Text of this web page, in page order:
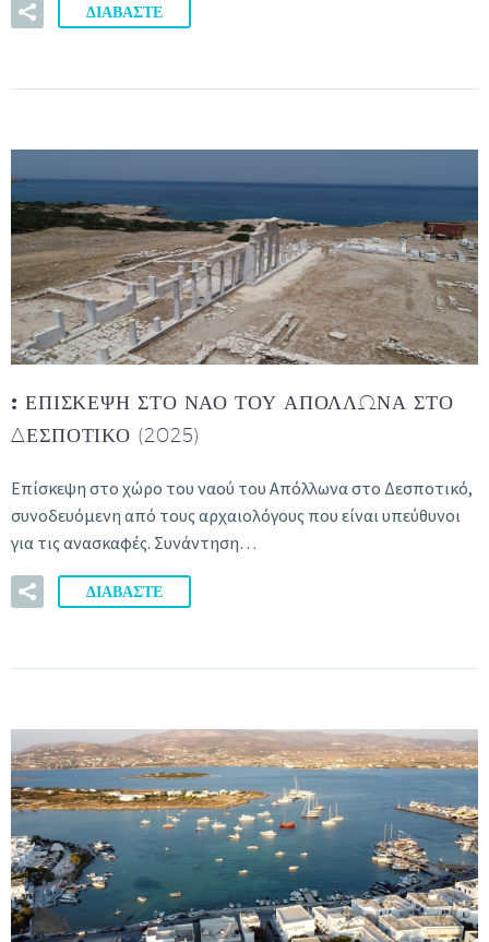
ΔΙΑΒΑΣΤΕ
: ΕΠΊΣΚΕΨΗ ΣΤΟ ΝΑΌ ΤΟΥ ΑΠΌΛΛΩΝΑ ΣΤΟ
ΔΕΣΠΟΤΙΚΌ (2025)
Επίσκεψη στο χώρο του ναού του Απόλλωνα στο Δεσποτικό,
συνοδευόμενη από τους αρχαιολόγους που είναι υπεύθυνοι
για τις ανασκαφές. Συνάντηση…
ΔΙΑΒΑΣΤΕ